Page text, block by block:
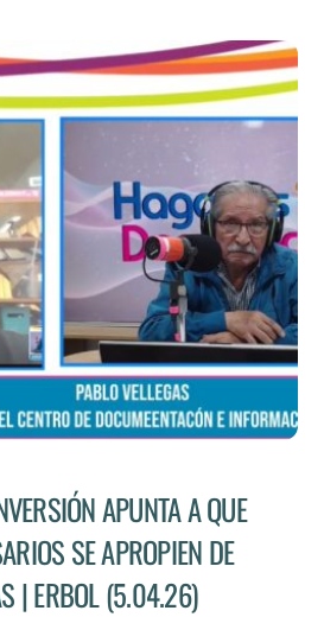
APUNTA A QUE
SE APROPIEN DE
| ERBOL (5.04.26)